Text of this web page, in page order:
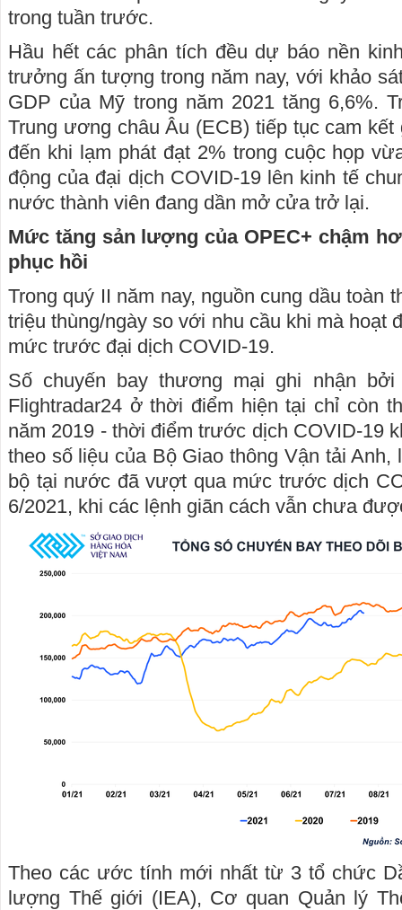
trong tuần trước.
Hầu hết các phân tích đều dự báo nền
trưởng ấn tượng trong năm nay, với khảo
GDP của Mỹ trong năm 2021 tăng 6,6%.
Trung ương châu Âu (ECB) tiếp tục cam
đến khi lạm phát đạt 2% trong cuộc họp
động của đại dịch COVID-19 lên kinh tế
nước thành viên đang dần mở cửa trở lại.
Mức tăng sản lượng của OPEC+ chậm
phục hồi
Trong quý II năm nay, nguồn cung dầu toàn
triệu thùng/ngày so với nhu cầu khi mà hoạt
mức trước đại dịch COVID-19.
Số chuyến bay thương mại ghi nhận
Flightradar24 ở thời điểm hiện tại chỉ còn
năm 2019 - thời điểm trước dịch COVID-19
theo số liệu của Bộ Giao thông Vận tải
bộ tại nước đã vượt qua mức trước dịch
6/2021, khi các lệnh giãn cách vẫn chưa
Theo các ước tính mới nhất từ 3 tổ chức
lượng Thế giới (IEA), Cơ quan Quản lý